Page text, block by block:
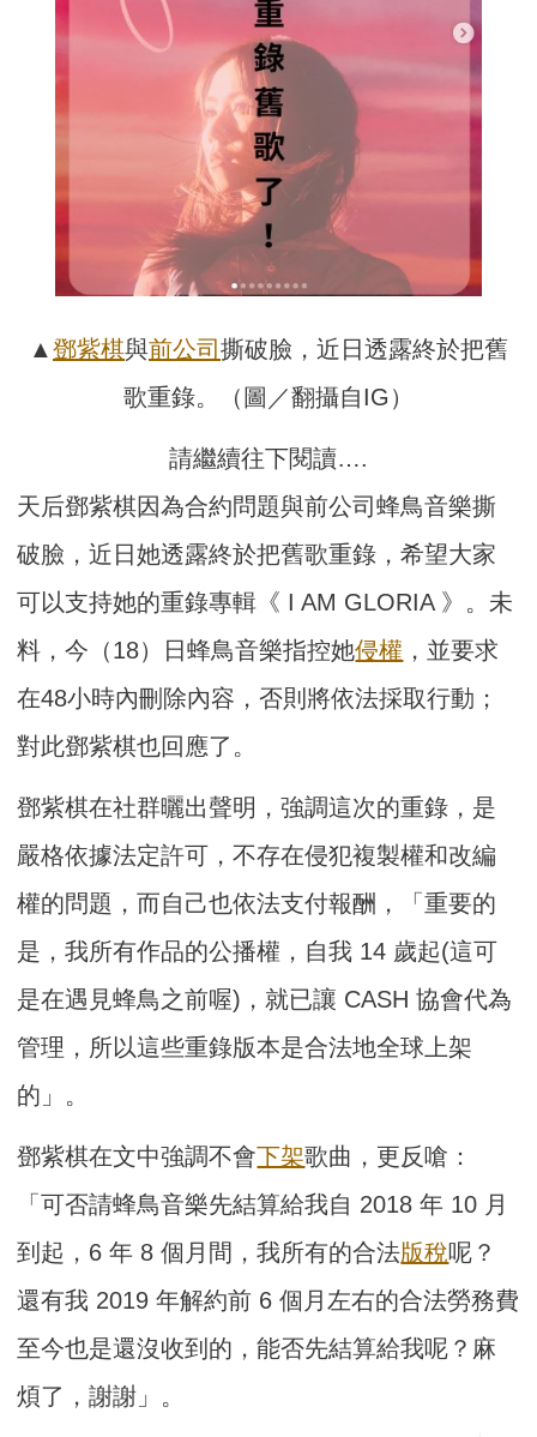
▲鄧紫棋與前公司 撕破臉，近日透露終於把舊
歌重錄。（圖／翻攝自IG）
請繼續往下閱讀….
天后鄧紫棋因為合約問題與前公司蜂鳥音樂撕
破臉，近日她透露終於把舊歌重錄，希望大家
可以支持她的重錄專輯《 I AM GLORIA 》。未
料，今（18）日蜂鳥音樂指控她侵權 ，並要求
在48小時內刪除內容，否則將依法採取行動；
對此鄧紫棋也回應了。
鄧紫棋在社群曬出聲明，強調這次的重錄，是
嚴格依據法定許可，不存在侵犯複製權和改編
權的問題，而自己也依法支付報酬，「重要的
是，我所有作品的公播權，自我 14 歲起(這可
是在遇見蜂鳥之前喔)，就已讓 CASH 協會代為
管理，所以這些重錄版本是合法地全球上架
的」。
鄧紫棋在文中強調不會下架歌曲，更反嗆：
「可否請蜂鳥音樂先結算給我自 2018 年 10 月
到起，6 年 8 個月間，我所有的合法版稅呢？
還有我 2019 年解約前 6 個月左右的合法勞務費
至今也是還沒收到的，能否先結算給我呢？麻
煩了，謝謝」。